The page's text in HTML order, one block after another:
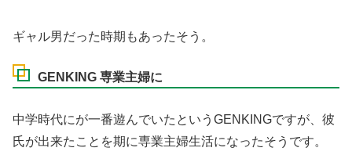
ギャル男だった時期もあったそう。
GENKING 専業主婦に
中学時代にが一番遊んでいたというGENKINGですが、彼
氏が出来たことを期に専業主婦生活になったそうです。